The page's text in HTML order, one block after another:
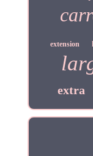
extension
extra